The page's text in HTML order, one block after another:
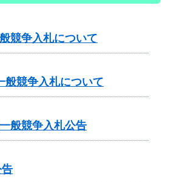
競争入札について
般競争入札について
般競争入札公告